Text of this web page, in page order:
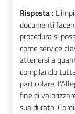
Risposta :
documenti
procedura si
come service
attenersi a
compilando
particolare,
fine di
sua durata.